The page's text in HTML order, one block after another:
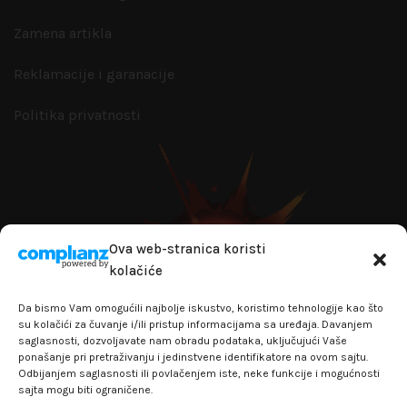
Ova web-stranica koristi
kolačiće
Da bismo Vam omogućili najbolje iskustvo, koristimo tehnologije kao što
su kolačići za čuvanje i/ili pristup informacijama sa uređaja. Davanjem
saglasnosti, dozvoljavate nam obradu podataka, uključujući Vaše
ponašanje pri pretraživanju i jedinstvene identifikatore na ovom sajtu.
Odbijanjem saglasnosti ili povlačenjem iste, neke funkcije i mogućnosti
sajta mogu biti ograničene.
Zamena artikla
Reklamacije i garanacije
Politika privatnosti